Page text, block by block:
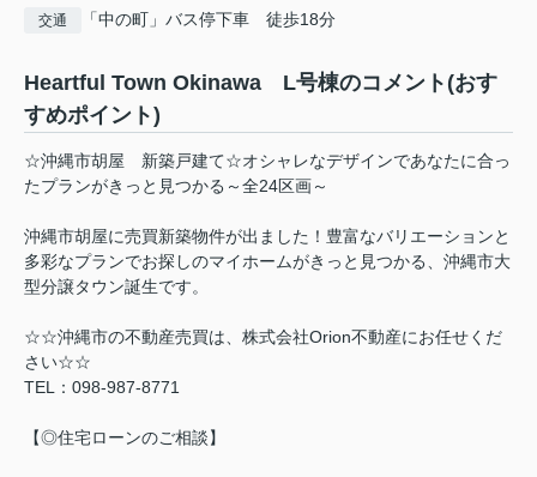
交通 「中の町」バス停下車 徒歩18分
Heartful Town Okinawa L号棟のコメント(おす
すめポイント)
☆沖縄市胡屋 新築戸建て☆オシャレなデザインであなたに合っ
たプランがきっと見つかる～全24区画～
沖縄市胡屋に売買新築物件が出ました！豊富なバリエーションと
多彩なプランでお探しのマイホームがきっと見つかる、沖縄市大
型分譲タウン誕生です。
☆☆沖縄市の不動産売買は、株式会社Orion不動産にお任せくだ
さい☆☆
TEL：098-987-8771
【◎住宅ローンのご相談】